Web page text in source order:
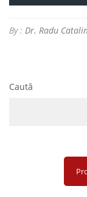
By : Dr. Radu
Caută